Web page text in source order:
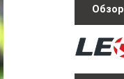
Обзор